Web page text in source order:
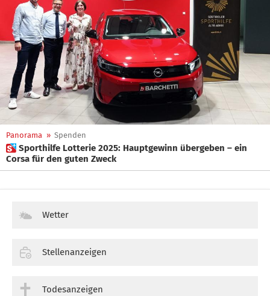
Panorama » Spenden
 Sporthilfe Lotterie 2025: Hauptgewinn übergeben – ein
Corsa für den guten Zweck
Wetter
Stellenanzeigen
Todesanzeigen